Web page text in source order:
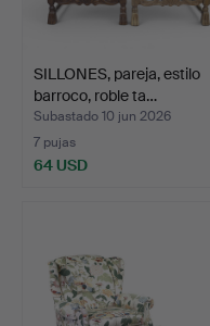
SILLONES, pareja, estilo
barroco, roble ta…
Subastado 10 jun 2026
7 pujas
64 USD